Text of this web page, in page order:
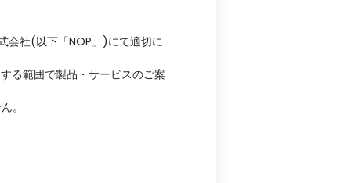
会社(以下「NOP」)にて適切に
る範囲で製品・サービスのご案
。